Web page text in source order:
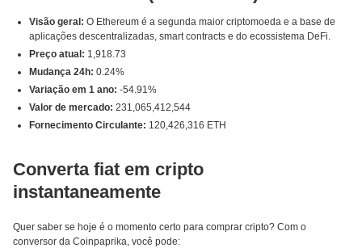
Visão geral: O Ethereum é a segunda maior criptomoeda e a base de
aplicações descentralizadas, smart contracts e do ecossistema DeFi.
Preço atual: 1,918.73
Mudança 24h: 0.24%
Variação em 1 ano: -54.91%
Valor de mercado: 231,065,412,544
Fornecimento Circulante: 120,426,316 ETH
Converta fiat em cripto
instantaneamente
Quer saber se hoje é o momento certo para comprar cripto? Com o
conversor da Coinpaprika, você pode: